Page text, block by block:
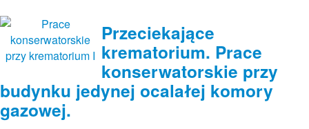
Przeciekające
krematorium. Prace
konserwatorskie przy
budynku jedynej ocalałej komory
gazowej.